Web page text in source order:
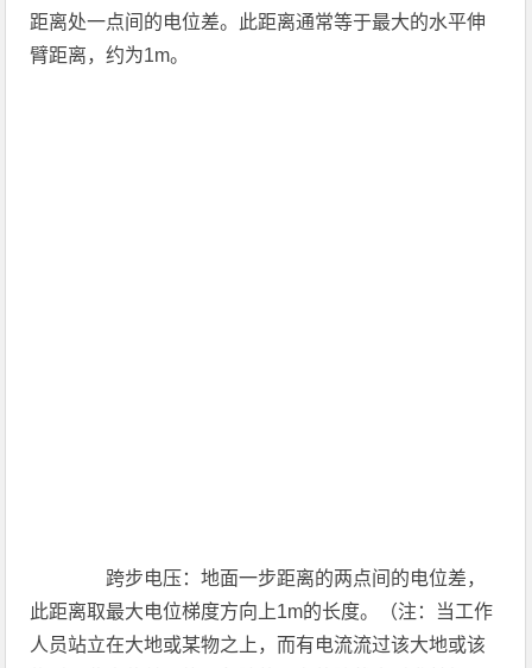
距离处一点间的电位差。此距离通常等于最大的水平伸
臂距离，约为1m。
跨步电压：地面一步距离的两点间的电位差，
此距离取最大电位梯度方向上1m的长度。（注：当工作
人员站立在大地或某物之上，而有电流流过该大地或该